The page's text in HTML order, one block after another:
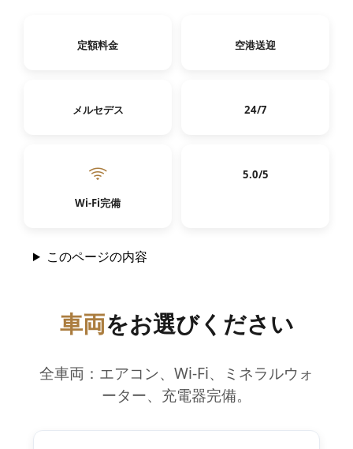
定額料金 空港送迎
メルセデス 24/7
Wi‑Fi完備
5.0/5
このページの内容
車両をお選びください
全車両：エアコン、Wi-Fi、ミネラルウォ
ーター、充電器完備。